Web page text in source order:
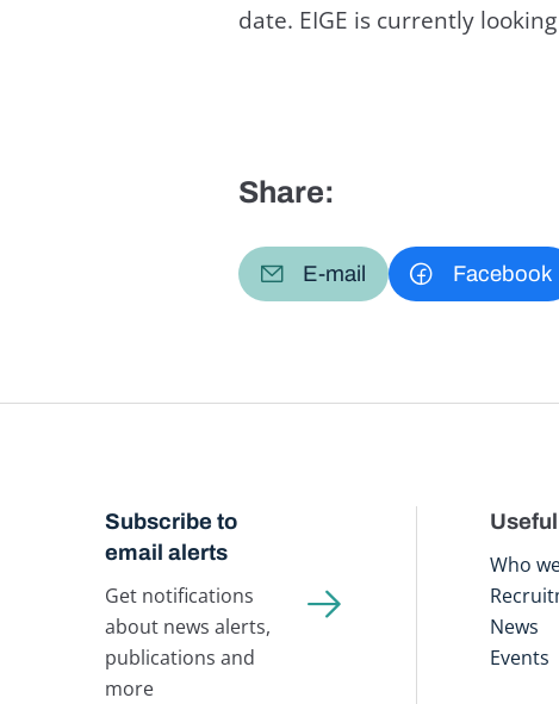
date. EIGE is currently
Share:
E-mail Facebook
Subscribe to
email alerts
Get notifications
about news alerts,
publications and
more
Who
News
Events